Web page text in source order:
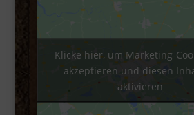
Klicke hier, um Marketing-
akzeptieren und diesen
aktivieren